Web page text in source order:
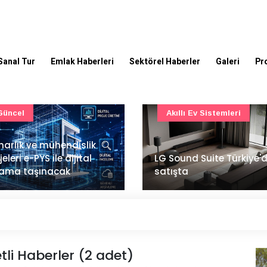
Tur Emlak Haberleri Sektörel Haberler Galeri
Suite Türkiye'de
Ev Sistemleri
İstanbul Havalimanı'nın
ana pistinde sona doğru
Ulaşım
Haberler (2 adet)